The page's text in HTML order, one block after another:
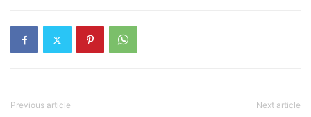
Previous article Next article